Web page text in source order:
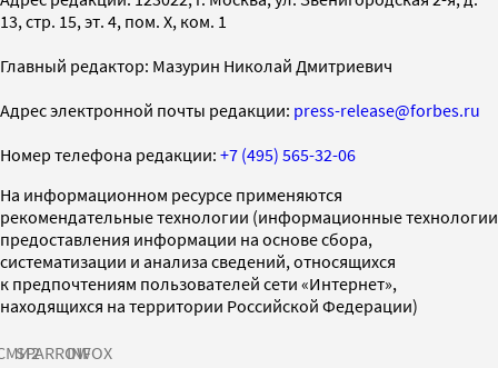
13, стр. 15, эт. 4, пом. X, ком. 1
Главный редактор: Мазурин Николай Дмитриевич
Адрес электронной почты редакции: press-release@forbes.ru
Номер телефона редакции: +7 (495) 565-32-06
На информационном ресурсе применяются
рекомендательные технологии (информационные технологии
предоставления информации на основе сбора,
систематизации и анализа сведений, относящихся
к предпочтениям пользователей сети «Интернет»,
находящихся на территории Российской Федерации)
SPARROWINFOX